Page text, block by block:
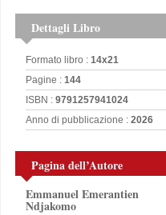
Dettagli Libro
Formato libro : 14x21
Pagine : 144
ISBN : 9791257941024
Anno di pubblicazione : 2026
Pagina dell’Autore
Emmanuel Emerantien
Ndjakomo